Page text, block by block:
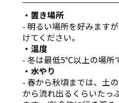
・置き場所
- 明るい場所を好みます
けてください。
・温度
- 冬は最低5℃以上の場所
・水やり
- 春から秋頃までは、土
から流れ出るくらいたっ